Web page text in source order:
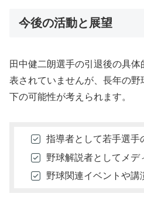
今後の活動と展望
田中健二朗選手の引退後の具
表されていませんが、長年の
下の可能性が考えられます。
指導者として若手選手
野球解説者としてメデ
野球関連イベントや講